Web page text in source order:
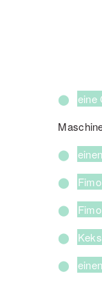
eine